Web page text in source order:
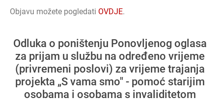
Objavu možete pogledati OVDJE.
Odluka o poništenju Ponovljenog oglasa
za prijam u službu na određeno vrijeme
(privremeni poslovi) za vrijeme trajanja
projekta „S vama smo" - pomoć starijim
osobama i osobama s invaliditetom